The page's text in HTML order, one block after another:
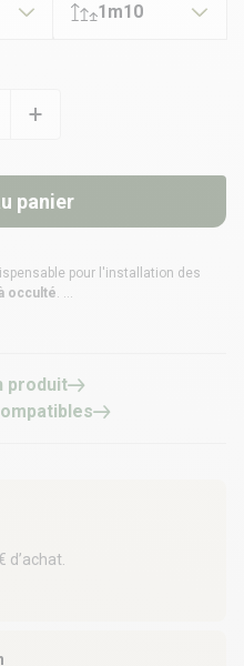
1m10
panier
pour l'installation des
occulté.
Côté Clôture, votre spécialiste
produit
d’achat.